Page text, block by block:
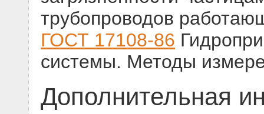
трубопроводов
ГОСТ 17108-86
системы. Методы
Дополнительная